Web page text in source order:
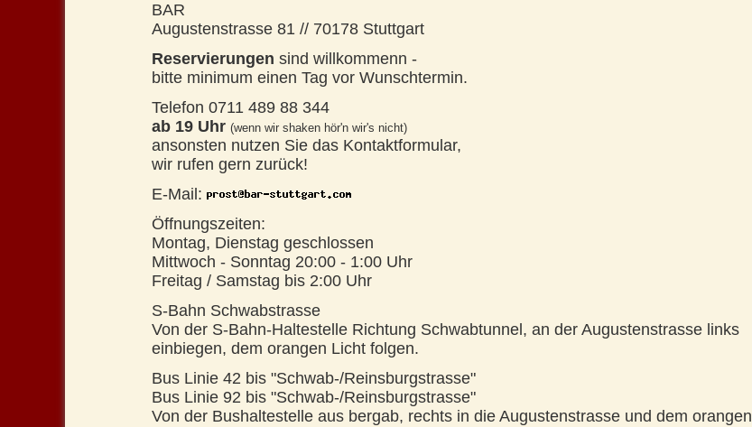
BAR
Augustenstrasse 81 // 70178 Stuttgart
Reservierungen sind willkommenn -
bitte minimum einen Tag vor Wunschtermin.
Telefon 0711 489 88 344
ab 19 Uhr (wenn wir shaken hör'n wir's nicht)
ansonsten nutzen Sie das Kontaktformular,
wir rufen gern zurück!
E-Mail:
Öffnungszeiten:
Montag, Dienstag geschlossen
Mittwoch - Sonntag 20:00 - 1:00 Uhr
Freitag / Samstag bis 2:00 Uhr
S-Bahn Schwabstrasse
Von der S-Bahn-Haltestelle Richtung Schwabtunnel, an der Augustenstrasse links
einbiegen, dem orangen Licht folgen.
Bus Linie 42 bis "Schwab-/Reinsburgstrasse"
Bus Linie 92 bis "Schwab-/Reinsburgstrasse"
Von der Bushaltestelle aus bergab, rechts in die Augustenstrasse und dem orangen